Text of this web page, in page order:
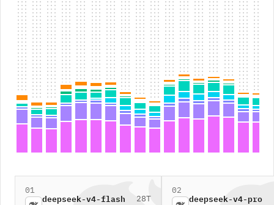
01
deepseek-v4-flash
28T
02
deepseek-v4-pro